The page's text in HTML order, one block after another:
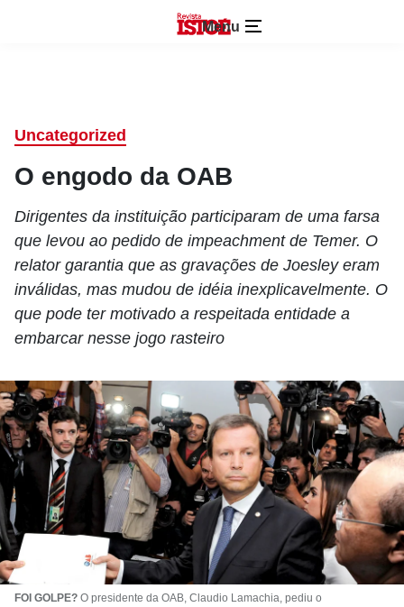
Menu
Uncategorized
O engodo da OAB
Dirigentes da instituição participaram de uma farsa
que levou ao pedido de impeachment de Temer. O
relator garantia que as gravações de Joesley eram
inválidas, mas mudou de idéia inexplicavelmente. O
que pode ter motivado a respeitada entidade a
embarcar nesse jogo rasteiro
FOI GOLPE? O presidente da OAB, Claudio Lamachia, pediu o